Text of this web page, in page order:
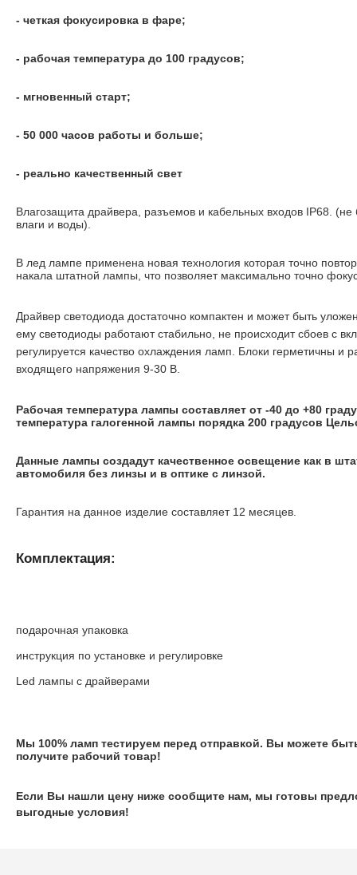
- четкая фокусировка в фаре;
- рабочая температура до 100 градусов;
- мгновенный старт;
- 50 000 часов работы и больше;
- реально качественный свет
Влагозащита драйвера, разъемов и кабельных входов IP68.
влаги и воды).
В лед лампе применена новая технология которая точно
накала штатной лампы, что позволяет максимально точно
Драйвер светодиода достаточно компактен и может быть
ему светодиоды работают стабильно, не происходит сбоев с
регулируется качество охлаждения ламп. Блоки герметичны и
входящего напряжения 9-30 В.
Рабочая температура лампы составляет от -40 до +80
температура галогенной лампы порядка 200 градусов
Данные лампы создадут качественное освещение как в
автомобиля без линзы и в оптике с линзой.
Гарантия на данное изделие составляет 12 месяцев.
Комплектация:
подарочная упаковка
инструкция по установке и регулировке
Led лампы с драйверами
Мы 100% ламп тестируем перед отправкой. Вы можете
получите рабочий товар!
Если Вы нашли цену ниже сообщите нам, мы готовы
выгодные условия!